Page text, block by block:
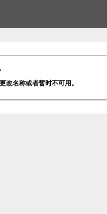
改名称或者暂时不可用。